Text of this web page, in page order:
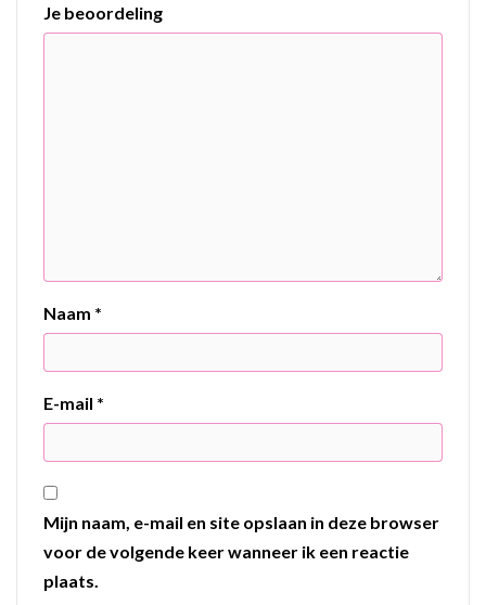
Je beoordeling
Naam *
E-mail *
Mijn naam, e-mail en site opslaan in deze browser
voor de volgende keer wanneer ik een reactie
plaats.